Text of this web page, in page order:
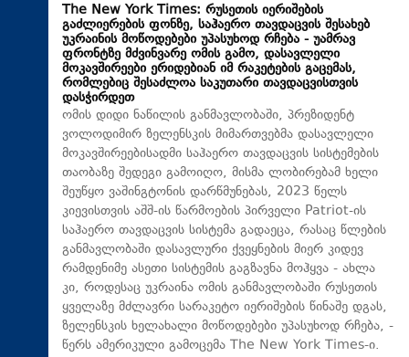
The New York Times: რუსეთის იერიშების
გაძლიერების ფონზე, საჰაერო თავდაცვის შესახებ
უკრაინის მოწოდებები უპასუხოდ რჩება - უამრავ
ფრონტზე მძვინვარე ომის გამო, დასავლელი
მოკავშირეები ერიდებიან იმ რაკეტების გაცემას,
რომლებიც შესაძლოა საკუთარი თავდაცვისთვის
დასჭირდეთ
ომის დიდი ნაწილის განმავლობაში, პრეზიდენტ
ვოლოდიმირ ზელენსკის მიმართვებმა დასავლელი
მოკავშირეებისადმი საჰაერო თავდაცვის სისტემების
თაობაზე შედეგი გამოიღო, მისმა ლობირებამ ხელი
შეუწყო ვაშინგტონის დარწმუნებას, 2023 წელს
კიევისთვის აშშ-ის წარმოების პირველი Patriot-ის
საჰაერო თავდაცვის სისტემა გადაეცა, რასაც წლების
განმავლობაში დასავლური ქვეყნების მიერ კიდევ
რამდენიმე ასეთი სისტემის გაგზავნა მოჰყვა - ახლა
კი, როდესაც უკრაინა ომის განმავლობაში რუსეთის
ყველაზე მძლავრი სარაკეტო იერიშების წინაშე დგას,
ზელენსკის ხელახალი მოწოდებები უპასუხოდ რჩება, -
წერს ამერიკული გამოცემა The New York Times-ი.